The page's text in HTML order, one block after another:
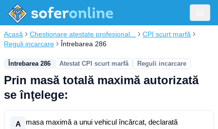
Acasă Chestionare atestate profesional...
CPI scurt marfă
Reguli incarcare
Întrebarea 286
Întrebarea 286 Atestat CPI scurt marfă Reguli incarcare
Prin masă totală maximă autorizată
se înţelege:
A
masa maximă a unui vehicul încărcat, declarată